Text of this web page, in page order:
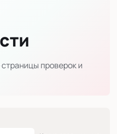
проверок и